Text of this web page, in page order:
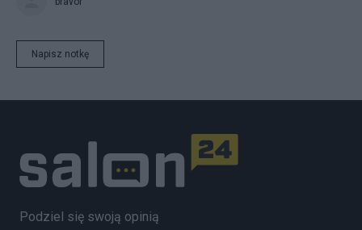
Napisz notkę
Podziel się swoją opinią